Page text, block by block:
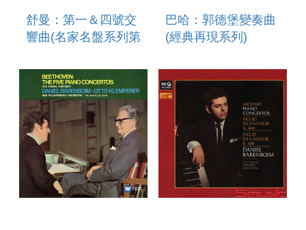
舒曼：第一＆四號交
響曲(名家名盤系列第
SYMPHONIES NO.1
& 4 (VIRTUOSO 82)
巴哈：郭德堡變奏曲
(經典再現系列)
VARIATIONS